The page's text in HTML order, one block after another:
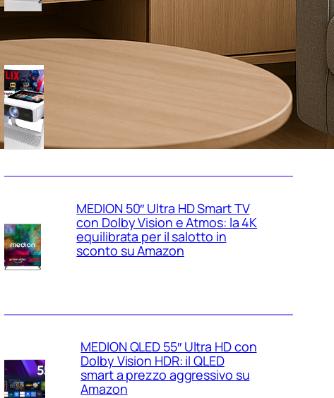
Mini proiettore smart 4K con
MEDION 50″ Ultra HD Smart TV
con Dolby Vision e Atmos: la 4K
equilibrata per il salotto in
sconto su Amazon
MEDION QLED 55″ Ultra HD con
Dolby Vision HDR: il QLED
smart a prezzo aggressivo su
Amazon